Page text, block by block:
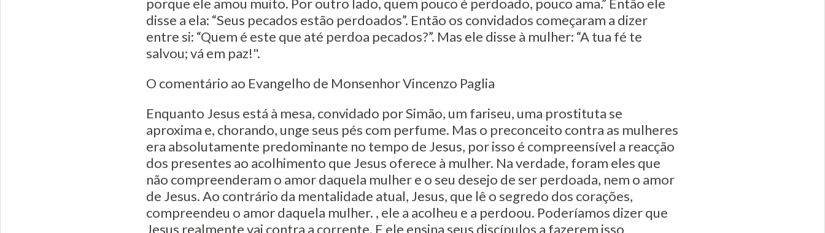
porque ele amou muito. Por outro lado, quem pouco é perdoado, pouco ama.” Então ele
disse a ela: “Seus pecados estão perdoados”. Então os convidados começaram a dizer
entre si: “Quem é este que até perdoa pecados?”. Mas ele disse à mulher: “A tua fé te
salvou; vá em paz!".
O comentário ao Evangelho de Monsenhor Vincenzo Paglia
Enquanto Jesus está à mesa, convidado por Simão, um fariseu, uma prostituta se
aproxima e, chorando, unge seus pés com perfume. Mas o preconceito contra as mulheres
era absolutamente predominante no tempo de Jesus, por isso é compreensível a reacção
dos presentes ao acolhimento que Jesus oferece à mulher. Na verdade, foram eles que
não compreenderam o amor daquela mulher e o seu desejo de ser perdoada, nem o amor
de Jesus. Ao contrário da mentalidade atual, Jesus, que lê o segredo dos corações,
compreendeu o amor daquela mulher. , ele a acolheu e a perdoou. Poderíamos dizer que
Jesus realmente vai contra a corrente. E ele ensina seus discípulos a fazerem isso